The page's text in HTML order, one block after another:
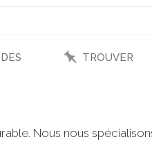
TROUVER
Nous nous